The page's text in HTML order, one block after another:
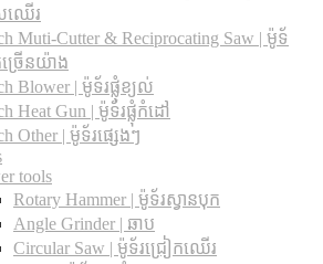
ើរ
Muti-Cutter & Reciprocating Saw​ | ម៉ូទ័
ច្រើនយ៉ាង
Blower | ម៉ូទ័រផ្លុំខ្យល់
Heat Gun | ម៉ូទ័រផ្លុំកំដៅ
Other | ម៉ូទ័រផ្សេងៗ
tools
Rotary Hammer | ម៉ូទ័រស្វានបុក
Angle Grinder | ឆាប
Circular Saw​ | ម៉ូទ័រជ្រៀកឈើរ